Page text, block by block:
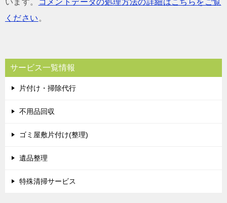
ください 。
サービス一覧情報
片付け・掃除代行
不用品回収
ゴミ屋敷片付け(整理)
遺品整理
特殊清掃サービス